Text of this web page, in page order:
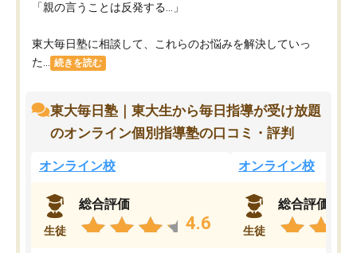
「親の言うことは反発する…」
東大毎日塾に相談して、これらのお悩みを解決していっ
た...
続きを読む
東大毎日塾｜東大生から毎日指導が受け放題
のオンライン個別指導塾の口コミ・評判
オンライン校
生徒
総合評価
4.6
オンライン校
生徒
総合評価